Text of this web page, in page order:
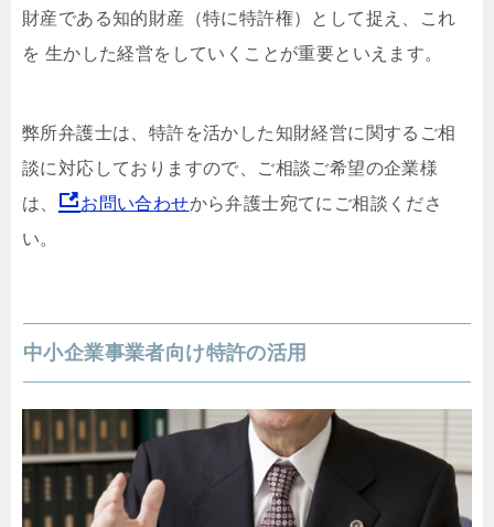
財産である知的財産（特に特許権）として捉え、これ
を 生かした経営をしていくことが重要といえます。
弊所弁護士は、特許を活かした知財経営に関するご相
談に対応しておりますので、ご相談ご希望の企業様
は、
お問い合わせから弁護士宛てにご相談くださ
い。
中小企業事業者向け特許の活用